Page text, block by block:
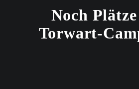
Noch
Torwart-